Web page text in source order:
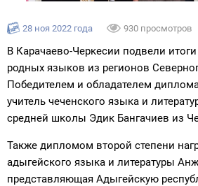
28 ноя 2022 года 930 просмотров
В Карачаево-Черкесии подвели итоги
родных языков из регионов
Победителем и обладателем
учитель чеченского языка и
средней школы Эдик Бангачиев из
Также дипломом второй степени
адыгейского языка и литературы
представляющая Адыгейскую